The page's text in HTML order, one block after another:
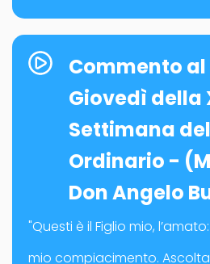
Commento
Giovedì della
Settimana
Ordinario -
Don Angelo
"Questi è il Figlio mio,
mio compiacimento.